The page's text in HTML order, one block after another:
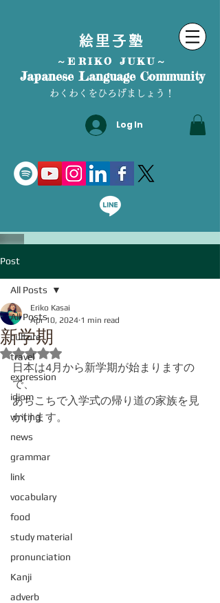
絵里子塾
～ERIKO JUKU～
Japanese Language Community
わくわくをひろげましょう！
Log In
Post
All Posts
culture
travel
expression
idiom
writing
news
grammar
link
vocabulary
food
study material
pronunciation
Kanji
adverb
All Posts
新学期
Eriko Kasai
Apr 10, 2024 1 min read
Rated NaN out of 5 stars.
日本は4月から新学期が始まりますの
で、
あちこちで入学式の帰り道の家族を見
かけます。